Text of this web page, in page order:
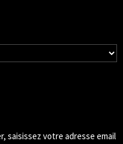
saisissez votre adresse email